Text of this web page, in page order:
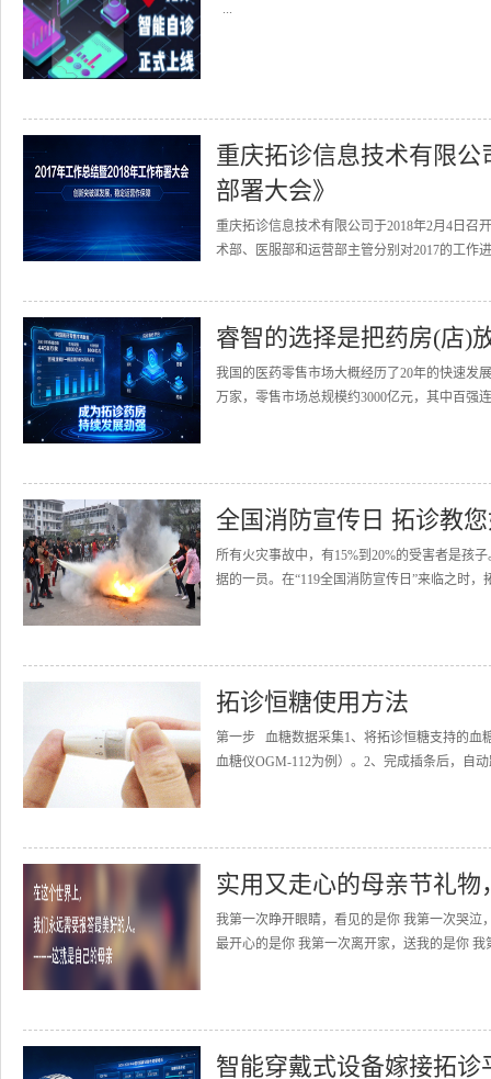
...
重庆拓诊信息技术有限公
部署大会》
重庆拓诊信息技术有限公司于2018年2月4日召
术部、医服部和运营部主管分别对2017的工作
睿智的选择是把药房(店)
我国的医药零售市场大概经历了20年的快速发
万家，零售市场总规模约3000亿元，其中百强
全国消防宣传日 拓诊教
所有火灾事故中，有15%到20%的受害者是孩
据的一员。在“119全国消防宣传日”来临之时
拓诊恒糖使用方法
第一步 血糖数据采集1、将拓诊恒糖支持的血
血糖仪OGM-112为例）。2、完成插条后，自
实用又走心的母亲节礼
我第一次睁开眼睛，看见的是你 我第一次哭泣
最开心的是你 我第一次离开家，送我的是你
智能穿戴式设备嫁接拓